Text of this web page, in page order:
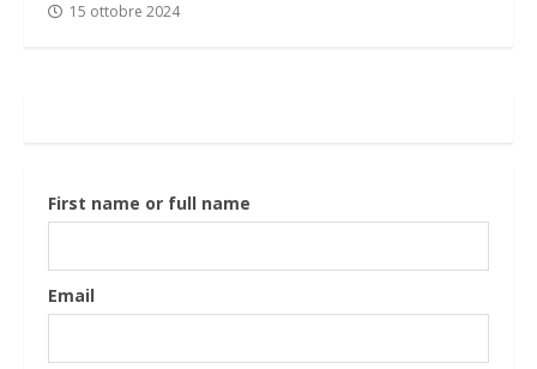
15 ottobre 2024
First name or full name
Email